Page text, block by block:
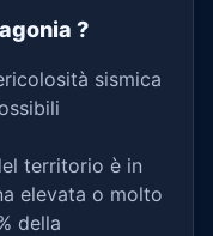
?
sismica
territorio è in
elevata o molto
della